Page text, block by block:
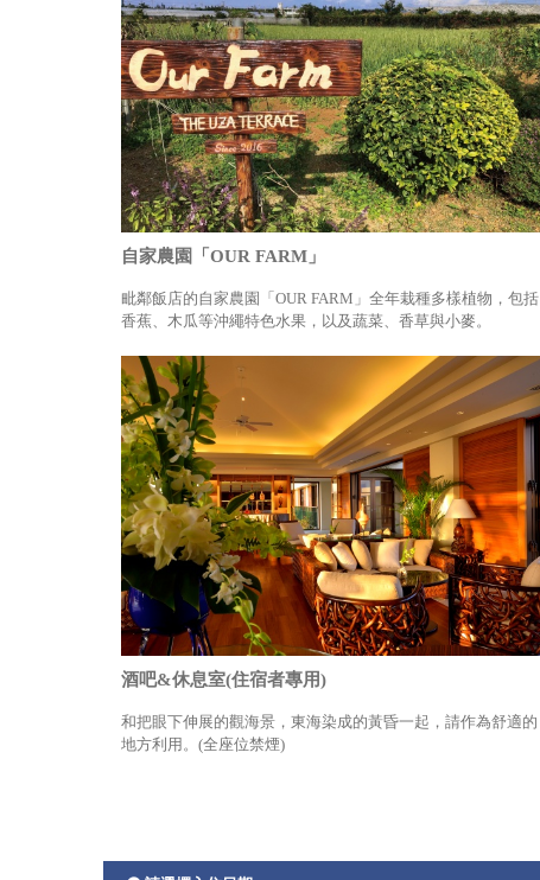
自家農園「OUR FARM」
毗鄰飯店的自家農園「OUR FARM」全年栽種多樣植物，包括
香蕉、木瓜等沖繩特色水果，以及蔬菜、香草與小麥。
酒吧&休息室(住宿者專用)
和把眼下伸展的觀海景，東海染成的黃昏一起，請作為舒適的
地方利用。(全座位禁煙)